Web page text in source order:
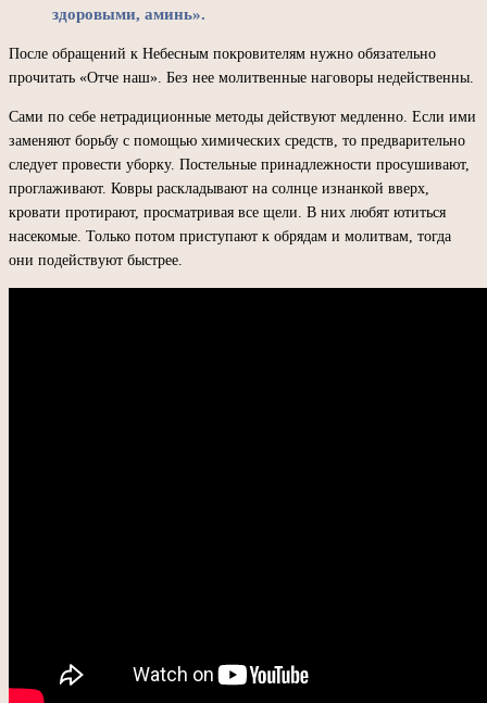
здоровыми, аминь».
После обращений к Небесным покровителям нужно обязательно
прочитать «Отче наш». Без нее молитвенные наговоры недейственны.
Сами по себе нетрадиционные методы действуют медленно. Если ими
заменяют борьбу с помощью химических средств, то предварительно
следует провести уборку. Постельные принадлежности просушивают,
проглаживают. Ковры раскладывают на солнце изнанкой вверх,
кровати протирают, просматривая все щели. В них любят ютиться
насекомые. Только потом приступают к обрядам и молитвам, тогда
они подействуют быстрее.